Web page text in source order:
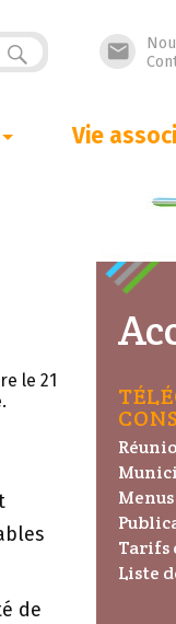

Vie
le 21
de
Tarifs
Liste